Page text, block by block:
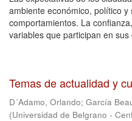
ambiente económico, político y
comportamientos. La
variables que participan en sus
Temas de actualidad y
D´Adamo, Orlando; García
(Universidad de Belgrano -